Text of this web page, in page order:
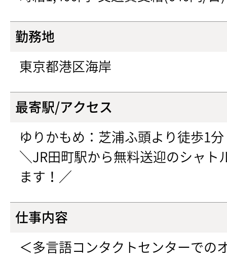
勤務地
東京都港区海岸
最寄駅/アクセス
ゆりかもめ：芝浦ふ頭より徒歩1分
＼JR田町駅から無料送迎のシャト
ます！／
仕事内容
＜多言語コンタクトセンターでの